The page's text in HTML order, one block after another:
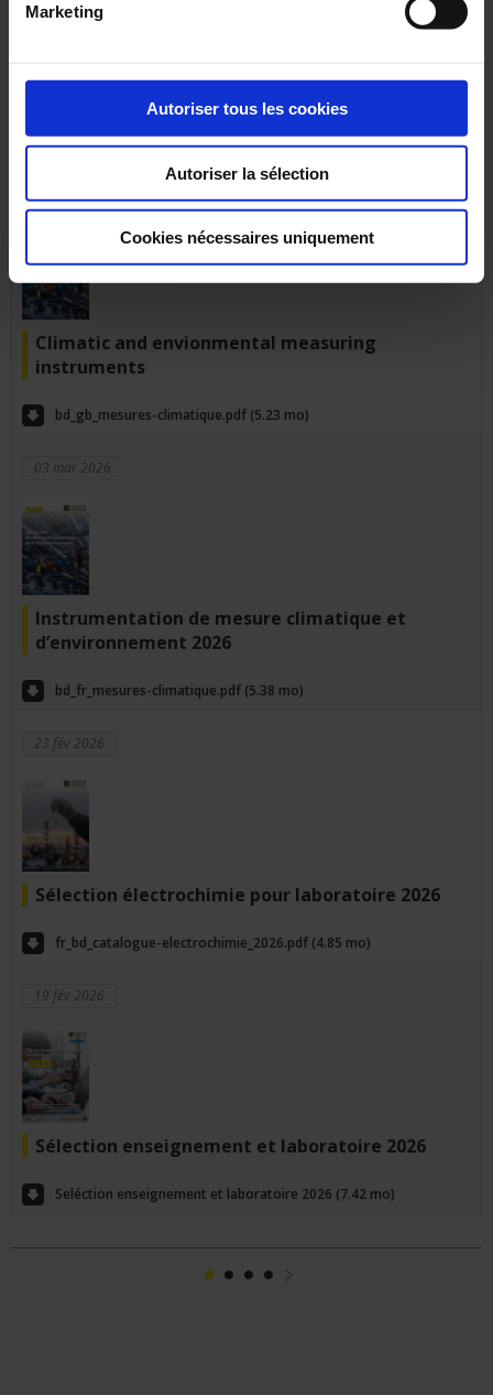
Marketing
Autoriser tous les cookies
Autoriser la sélection
Cookies nécessaires uniquement
Katalog Messen & Prüfen 2025/2026
bd_catalogue_ca_2025-de.pdf (38.89 mo)
Climatic and envionmental measuring
instruments
bd_gb_mesures-climatique.pdf (5.23 mo)
03 mar 2026
Instrumentation de mesure climatique et
d’environnement 2026
bd_fr_mesures-climatique.pdf (5.38 mo)
23 fév 2026
Sélection électrochimie pour laboratoire 2026
fr_bd_catalogue-electrochimie_2026.pdf (4.85 mo)
19 fév 2026
Sélection enseignement et laboratoire 2026
Seléction enseignement et laboratoire 2026 (7.42 mo)